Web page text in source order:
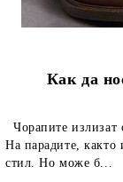
Как да
Чорапите излизат
На парадите, както
стил. Но може б...